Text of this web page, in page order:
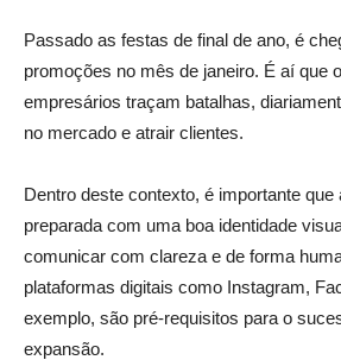
Passado as festas de final de ano, é
promoções no mês de janeiro. É aí que
empresários traçam batalhas,
no mercado e atrair clientes.
Dentro deste contexto, é importante
preparada com uma boa identidade
comunicar com clareza e de forma
plataformas digitais como Instagram,
exemplo, são pré-requisitos para o
expansão.